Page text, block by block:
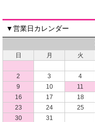
▼営業日カレンダー
日 月 火
2
3 4
9
10 11
16
17 18
23
24 25
30
31